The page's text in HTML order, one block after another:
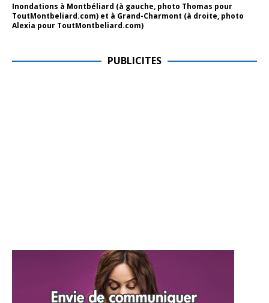
Inondations à Montbéliard (à gauche, photo Thomas pour
ToutMontbeliard.com) et à Grand-Charmont (à droite, photo
Alexia pour ToutMontbeliard.com)
PUBLICITES